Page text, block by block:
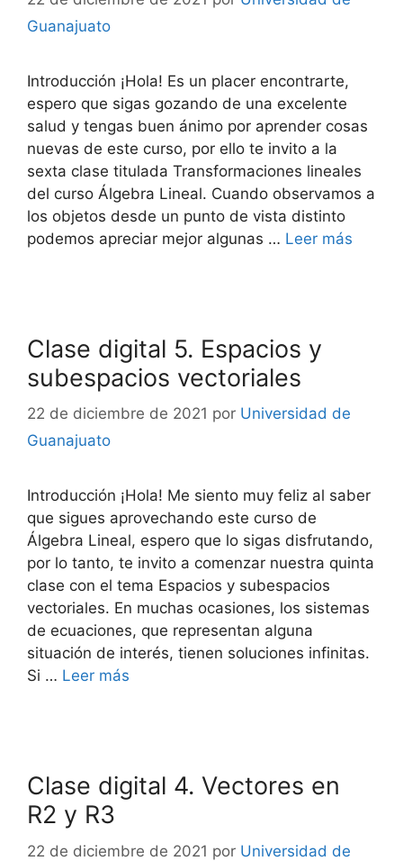
Guanajuato
Introducción ¡Hola! Es un placer encontrarte,
espero que sigas gozando de una excelente
salud y tengas buen ánimo por aprender cosas
nuevas de este curso, por ello te invito a la
sexta clase titulada Transformaciones lineales
del curso Álgebra Lineal. Cuando observamos a
los objetos desde un punto de vista distinto
podemos apreciar mejor algunas … Leer más
Clase digital 5. Espacios y
subespacios vectoriales
22 de diciembre de 2021 por Universidad de
Guanajuato
Introducción ¡Hola! Me siento muy feliz al saber
que sigues aprovechando este curso de
Álgebra Lineal, espero que lo sigas disfrutando,
por lo tanto, te invito a comenzar nuestra quinta
clase con el tema Espacios y subespacios
vectoriales. En muchas ocasiones, los sistemas
de ecuaciones, que representan alguna
situación de interés, tienen soluciones infinitas.
Si … Leer más
Clase digital 4. Vectores en
R2 y R3
22 de diciembre de 2021 por Universidad de